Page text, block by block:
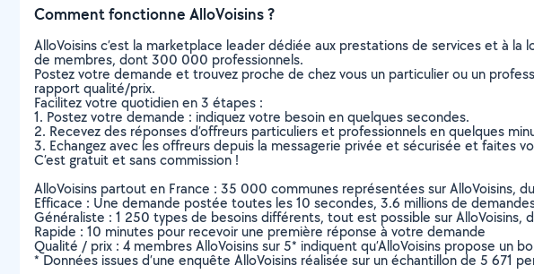
Comment fonctionne AlloVoisins ?
AlloVoisins c’est la marketplace leader dédiée aux prestations de services et à
de membres, dont 300 000 professionnels.
Postez votre demande et trouvez proche de chez vous un particulier ou un
rapport qualité/prix.
Facilitez votre quotidien en 3 étapes :
1. Postez votre demande : indiquez votre besoin en quelques secondes.
2. Recevez des réponses d’offreurs particuliers et professionnels en quelques
3. Echangez avec les offreurs depuis la messagerie privée et sécurisée et faites
C’est gratuit et sans commission !
AlloVoisins partout en France : 35 000 communes représentées sur AlloVoisins,
Efficace : Une demande postée toutes les 10 secondes, 3.6 millions de
Généraliste : 1 250 types de besoins différents, tout est possible sur AlloVoisins,
Rapide : 10 minutes pour recevoir une première réponse à votre demande
Qualité / prix : 4 membres AlloVoisins sur 5* indiquent qu’AlloVoisins propose un
* Données issues d’une enquête AlloVoisins réalisée sur un échantillon de 5 671